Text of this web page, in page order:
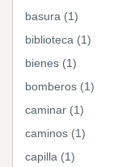
basura (1)
biblioteca (1)
bienes (1)
bomberos (1)
caminar (1)
caminos (1)
capilla (1)